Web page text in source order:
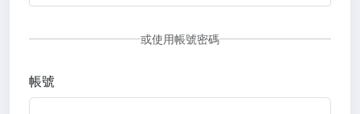
或使用帳號密碼
帳號